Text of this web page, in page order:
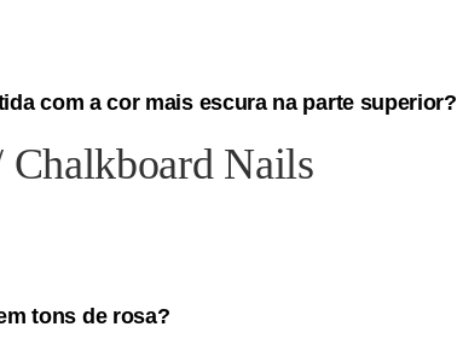
com a cor mais escura na parte superior?
tons de rosa?